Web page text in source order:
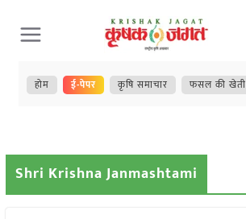
Skip
to
content
होम ई-पेपर कृषि समाचार फसल की खेती
Shri Krishna Janmashtami